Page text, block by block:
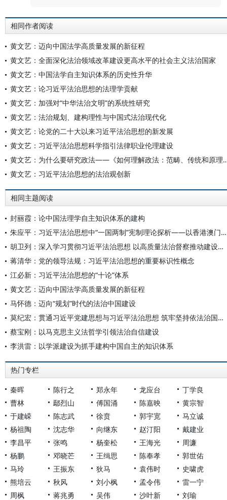
相同作者阅读
黄文艺：迈向中国法学高质量发展的新征程
黄文艺：全面深化法治领域改革建设更高水平的社会主义法治国家
黄文艺：中国法学自主知识体系的历史性升华
黄文艺：论习近平法治思想的法理学贡献
黄文艺：加强对“中华法治文明”的系统性研究
黄文艺：法治规划、建构理性与中国式法治现代化
黄文艺：论党的二十大以来习近平法治思想的新发展
黄文艺：习近平法治思想科学指引法律职业伦理建设
黄文艺：为什么要研究政法——
黄文艺：习近平法治思想的法治观创新
相同主题阅读
封丽霞：论中国法理学自主知识体系的建构
朱应平：习近平法治思想中“一国两制”宪制理论探析——以香港澳门特区依法治理为例
胡卫列：深入学习贯彻习近平法治思想 以高质量法治督察推动建设更高水平社会主义法治国家
蒋清华：党的领导法规：习近平法治思想的重要标识性概念
江必新：习近平法治思想的“十论”体系
黄文艺：迈向中国法学高质量发展的新征程
马怀德：迈向“规划”时代的法治中国建设
莫纪宏：贯通习近平党建思想与习近平法治思想 筑牢坚持依法治国和依规治党有机统一的理论根基
蔡宝刚：以马克思主义法哲学引领法治自信建设
李洪雷：以学派建设为抓手建构中国自主的知识体系
热门专栏
秦晖 陈行之 郑永年 龙应台
丁学良
曹林
鄢烈山 傅国涌 陈嘉映
黄宗智
于建嵘
陈志武 徐贲 郭宇宽
马立诚
杨祖陶
沈志华 向继东 赵汀阳
戴建业
李昌平
张鸣 杨奎松 王海光
周濂
杨鹏
邓晓芒 王缉思 陈奉孝
郭世佑
马玲
王振东 狄马 袁伟时
史啸虎
熊培云
秋风 刘小枫 孟令伟
雷一宁
周枫
蒋兆勇 吴伟 沙叶新 刘瑜